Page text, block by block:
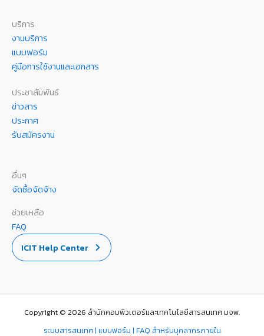
บริการ
งานบริการ
แบบฟอร์ม
คู่มือการใช้งานและเอกสาร
ประชาสัมพันธ์
ข่าวสาร
ประกาศ
รับสมัครงาน
อื่นๆ
จัดซื้อจัดจ้าง
ช่วยเหลือ
FAQ
ICIT Help Center
Copyright © 2026 สำนักคอมพิวเตอร์และเทคโนโลยีสารสนเทศ มจพ.
ระบบสารสนเทศ | แบบฟอร์ม | FAQ สำหรับบุคลากรภายใน